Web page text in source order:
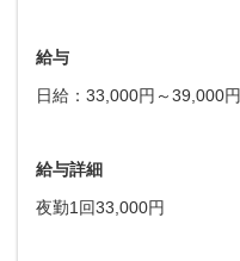
給与
日給：33,000円～39,000円
給与詳細
夜勤1回33,000円